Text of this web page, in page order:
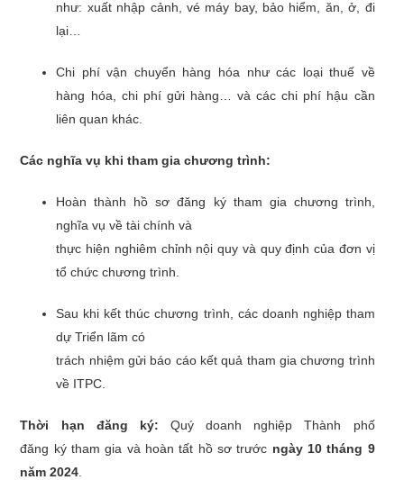
như: xuất nhập cảnh, vé máy bay, bảo hiểm, ăn, ở, đi
lại…
Chi phí vận chuyển hàng hóa như các loại thuế về
hàng hóa, chi phí gửi hàng… và các chi phí hậu cần
liên quan khác.
Các nghĩa vụ khi tham gia chương trình:
Hoàn thành hồ sơ đăng ký tham gia chương trình,
nghĩa vụ về tài chính và
thực hiện nghiêm chỉnh nội quy và quy định của đơn vị
tổ chức chương trình.
Sau khi kết thúc chương trình, các doanh nghiệp tham
dự Triển lãm có
trách nhiệm gửi báo cáo kết quả tham gia chương trình
về ITPC.
Thời hạn đăng ký: Quý doanh nghiệp Thành phố
đăng ký tham gia và hoàn tất hồ sơ trước ngày 10 tháng 9
năm 2024